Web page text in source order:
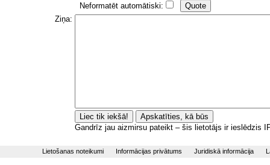
Neformatēt automātiski:
Ziņa:
Gandrīz jau aizmirsu pateikt – šis lietotājs ir ieslēdzis
Lietošanas noteikumi Informācijas privātums Juridiskā informācija